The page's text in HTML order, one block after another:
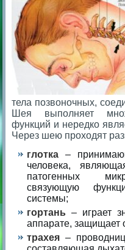
тела позвоночных,
Шея выполняет
функций и нередко
Через шею проходят
глотка –
человека,
патогенных
связующую
системы;
гортань – играет
аппарате, защищает
трахея –